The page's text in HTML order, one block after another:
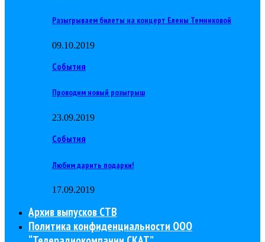
Разыгрываем билеты на концерт Елены Темниковой
09.10.2019
События
Проводим новый розыгрыш
23.09.2019
События
Любим дарить подарки!
17.09.2019
Архив выпусков СТВ
Политика конфиденциальности ООО